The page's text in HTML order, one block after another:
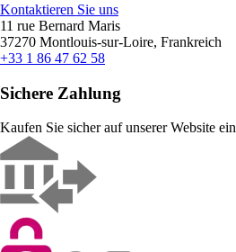
Kontaktieren Sie uns
11 rue Bernard Maris
37270 Montlouis-sur-Loire, Frankreich
+33 1 86 47 62 58
Sichere Zahlung
Kaufen Sie sicher auf unserer Website ein